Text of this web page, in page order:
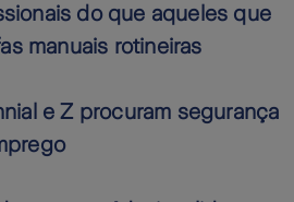
do que aqueles que
manuais rotineiras
e Z procuram segurança